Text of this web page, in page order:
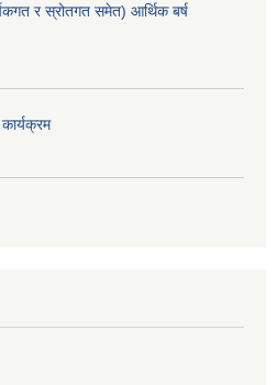
र स्रोतगत समेत) आर्थिक बर्ष